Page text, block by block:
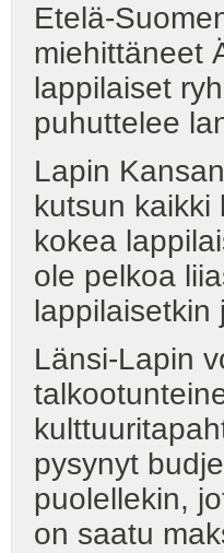
Etelä-
miehittäneet
lappilaiset
puhuttelee
Lapin
kutsun kaikki
kokea
ole pelkoa
lappilaisetkin
Länsi-Lapin
pysynyt
puolellekin,
on saatu